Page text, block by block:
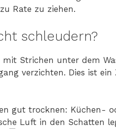
Rate zu ziehen.
schleudern?
mit Strichen unter dem
verzichten. Dies ist
gut trocknen: Küchen-
Luft in den Schatten